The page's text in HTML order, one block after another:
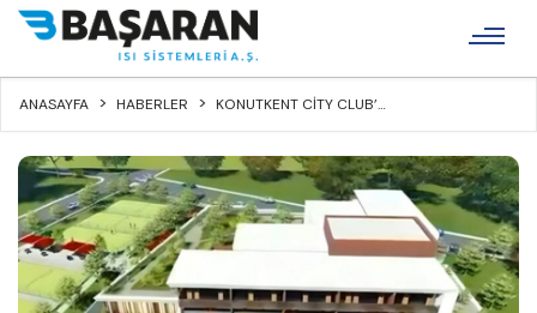
×
Kurumsal
Ürünler
İnşaat
ANASAYFA HABERLER KONUTKENT CITY CLUB’TA KONFORUN TERCIHI: DAIKIN ISITMA VE SOĞUTMA SISTEMLERI!